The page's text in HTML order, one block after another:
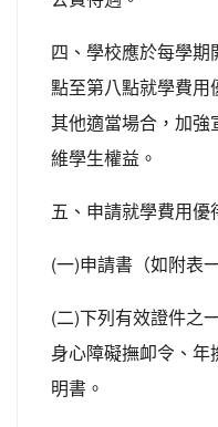
四、學校應於每學
點至第八點就學費
其他適當場合，加
維學生權益。
五、申請就學費用優
(一)申請書（如附表
(二)下列有效證件之
身心障礙撫卹令、
明書。